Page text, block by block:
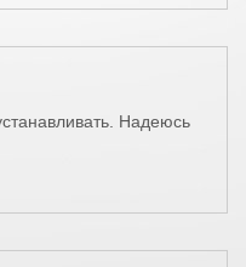
Надеюсь